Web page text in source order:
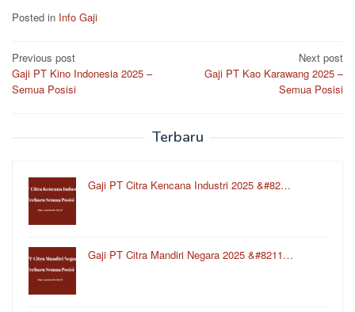
Posted in Info Gaji
Post
navigation
Previous post
Gaji PT Kino Indonesia 2025 –
Semua Posisi
Next post
Gaji PT Kao Karawang 2025 –
Semua Posisi
Terbaru
Gaji PT Citra Kencana Industri 2025 &#82…
Gaji PT Citra Mandiri Negara 2025 &#8211…